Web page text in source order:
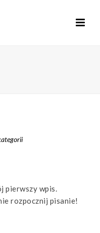
pierwszy wpis.
rozpocznij pisanie!